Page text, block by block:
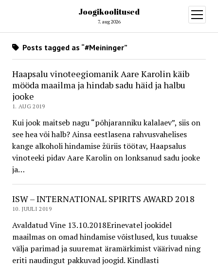
Joogikoolitused
7. aug 2026
open
menu
Posts tagged as “#Meininger”
Haapsalu vinoteegiomanik Aare Karolin käib
mööda maailma ja hindab sadu häid ja halbu
jooke
1. AUG 2019
Kui jook maitseb nagu “põhjaranniku kalalaev”, siis on
see hea või halb? Ainsa eestlasena rahvusvahelises
kange alkoholi hindamise žüriis töötav, Haapsalus
vinoteeki pidav Aare Karolin on lonksanud sadu jooke
ja…
ISW – INTERNATIONAL SPIRITS AWARD 2018
10. JUULI 2019
Avaldatud Vine 13.10.2018Erinevatel jookidel
maailmas on omad hindamise võistlused, kus tuuakse
välja parimad ja suuremat äramärkimist väärivad ning
eriti naudingut pakkuvad joogid. Kindlasti